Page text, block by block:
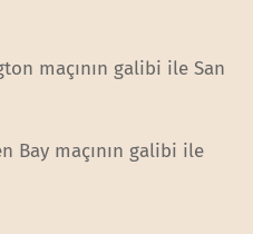
maçının galibi ile San
Bay maçının galibi ile